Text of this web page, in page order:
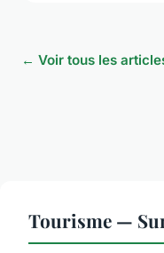
← Voir tous les
Tourisme —